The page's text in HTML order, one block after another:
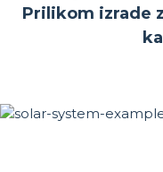
Prilikom izrade